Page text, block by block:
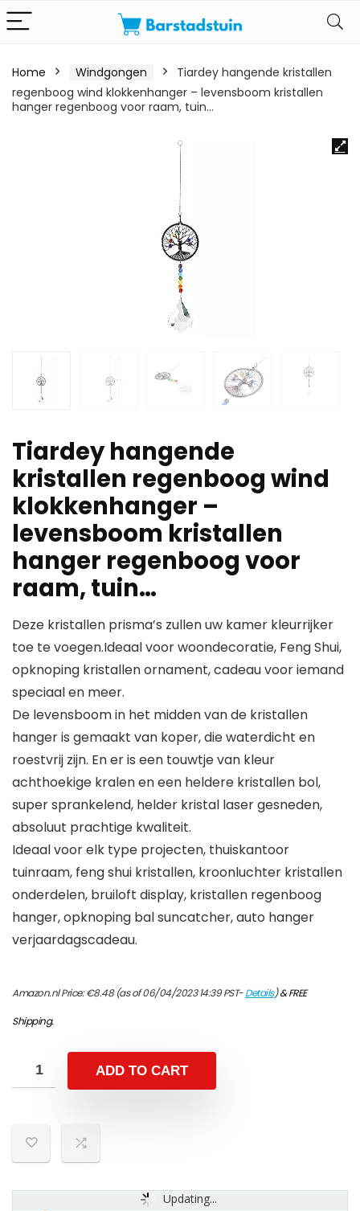
Home Windgongen
Tiardey hangende kristallen
regenboog wind klokkenhanger – levensboom kristallen
hanger regenboog voor raam, tuin…
Tiardey hangende
kristallen regenboog wind
klokkenhanger –
levensboom kristallen
hanger regenboog voor
raam, tuin…
Deze kristallen prisma’s zullen uw kamer kleurrijker
toe te voegen.Ideaal voor woondecoratie, Feng Shui,
opknoping kristallen ornament, cadeau voor iemand
speciaal en meer.
De levensboom in het midden van de kristallen
hanger is gemaakt van koper, die waterdicht en
roestvrij zijn. En er is een touwtje van kleur
achthoekige kralen en een heldere kristallen bol,
super sprankelend, helder kristal laser gesneden,
absoluut prachtige kwaliteit.
Ideaal voor elk type projecten, thuiskantoor
tuinraam, feng shui kristallen, kroonluchter kristallen
onderdelen, bruiloft display, kristallen regenboog
hanger, opknoping bal suncatcher, auto hanger
verjaardagscadeau.
Amazon.nl Price:€8.48(as of 06/04/2023 14:39 PST-Details)&FREE
Shipping.
ADD TO CART
Updating...